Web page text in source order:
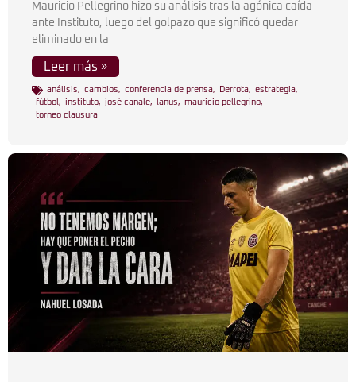
Mauricio Pellegrino hizo su análisis tras la agónica caída
ante Instituto, luego del golpazo que significó quedar
eliminado en la
Leer más »
análisis, cambios, conferencia de prensa, Derrota, estrategia,
fútbol , instituto, josé canale, lanus, mauricio pellegrino,
torneo clausura